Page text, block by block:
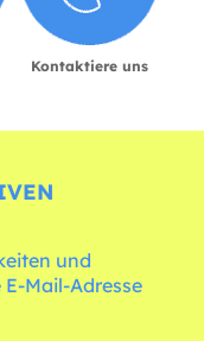
Kontaktiere uns
und
Mail-Adresse